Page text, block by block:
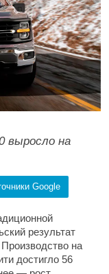
выросло на
Google
результат
Производство на
достигло 56